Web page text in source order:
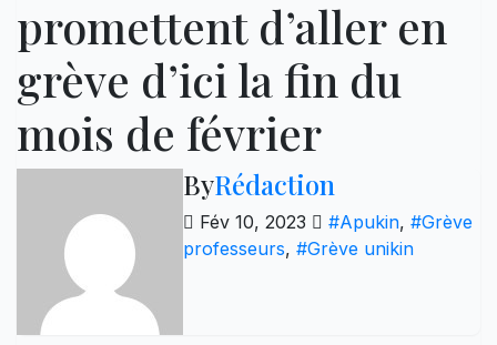
promettent d’aller en
grève d’ici la fin du
mois de février
ByRédaction
Fév 10, 2023 #Apukin, #Grève
professeurs, #Grève unikin